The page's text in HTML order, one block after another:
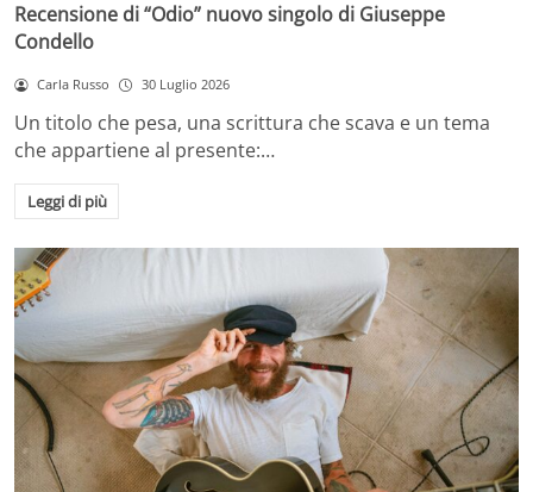
Recensione di “Odio” nuovo singolo di Giuseppe
Condello
Carla Russo 30 Luglio 2026
Un titolo che pesa, una scrittura che scava e un tema
che appartiene al presente:…
Leggi di più